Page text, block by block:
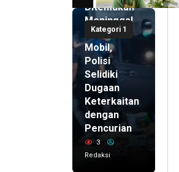
Kategori 1
Ditemukan
Meninggal
di Dalam
Mobil,
Polisi
Selidiki
Dugaan
Keterkaitan
dengan
Pencurian
3
Redaksi